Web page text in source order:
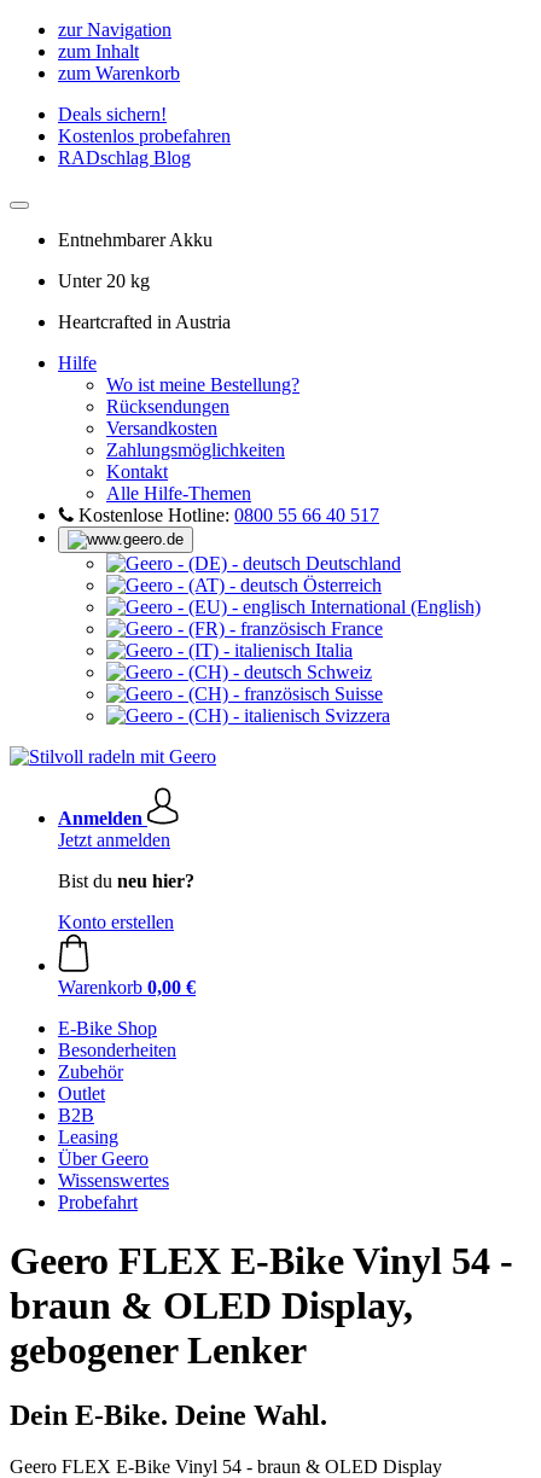
zur Navigation
zum Inhalt
zum Warenkorb
Deals sichern!
Kostenlos probefahren
RADschlag Blog
Entnehmbarer Akku
Unter 20 kg
Heartcrafted in Austria
Hilfe
Wo ist meine Bestellung?
Rücksendungen
Versandkosten
Zahlungsmöglichkeiten
Kontakt
Alle Hilfe-Themen
Kostenlose Hotline: 0800 55 66 40 517
Deutschland
Österreich
International (English)
France
Italia
Schweiz
Suisse
Svizzera
Anmelden
Jetzt anmelden
Bist du neu hier?
Konto erstellen
Warenkorb 0,00 €
E-Bike Shop
Besonderheiten
Zubehör
Outlet
B2B
Leasing
Über Geero
Wissenswertes
Probefahrt
Geero FLEX E-Bike Vinyl 54 -
braun & OLED Display,
gebogener Lenker
Dein E-Bike. Deine Wahl.
Geero FLEX E-Bike Vinyl 54 - braun & OLED Display